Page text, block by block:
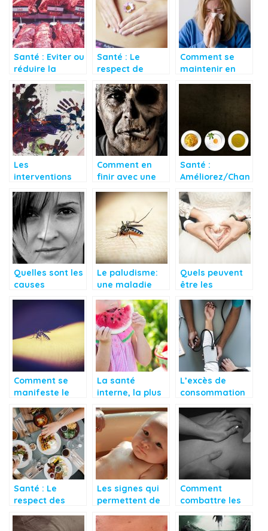
Santé : Eviter ou
réduire la
de viande rouge
Santé : Le
respect de
notions
Comment se
maintenir en
Les
interventions
médicamenteus
es en plein
essor
Comment en
finir avec une
tabac?
Santé :
Améliorez/Chan
habitudes
alimentaires
Quelles sont les
causes
l’acné adulte?
Le paludisme:
une maladie
Quels peuvent
être les
de l’acte sexuel
dans
l’organisme ?
Comment se
manifeste le
les personnes
victime d’elle?
La santé
interne, la plus
L’excès de
consommation
médicaments,
toxine pour
l’organisme
Santé : Le
respect des
d’alimentation
Les signes qui
permettent de
poussée
Comment
combattre les
musculaires ?